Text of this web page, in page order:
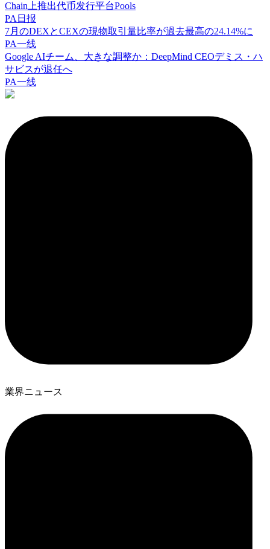
Chain上推出代币发行平台Pools
PA日报
7月のDEXとCEXの現物取引量比率が過去最高の24.14%に
PA一线
Google AIチーム、大きな調整か：DeepMind CEOデミス・ハ
サビスが退任へ
PA一线
業界ニュース